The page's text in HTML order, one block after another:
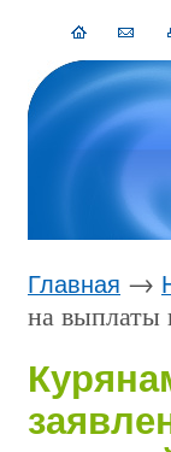
Главная →
на выплаты